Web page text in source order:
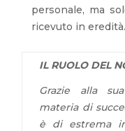
personale, ma
ricevuto in eredità.
IL RUOLO DEL
Grazie alla
materia di
è di estrema